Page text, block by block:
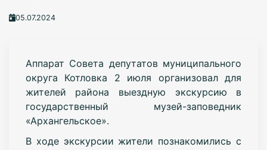
05.07.2024
Аппарат Совета депутатов муниципального
округа Котловка 2 июля организовал для
жителей района выездную экскурсию в
государственный музей-заповедник
«Архангельское».
В ходе экскурсии жители познакомились с